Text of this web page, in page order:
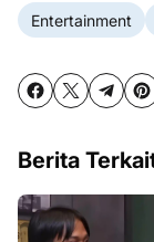
Entertainment
Berita